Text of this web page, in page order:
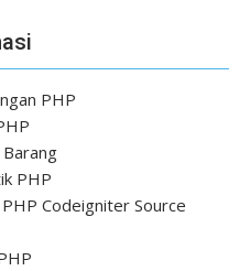
PHP
PHP
Codeigniter Source